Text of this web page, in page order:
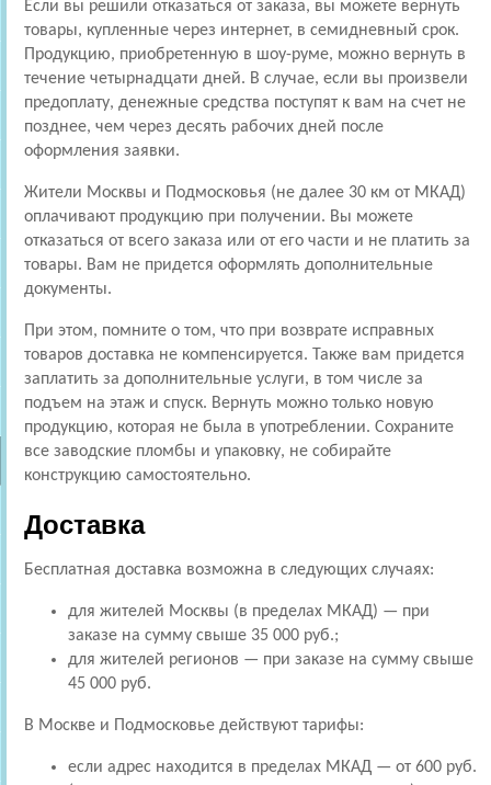
Если вы решили отказаться от заказа, вы можете вернуть
товары, купленные через интернет, в семидневный срок.
Продукцию, приобретенную в шоу-руме, можно вернуть в
течение четырнадцати дней. В случае, если вы произвели
предоплату, денежные средства поступят к вам на счет не
позднее, чем через десять рабочих дней после
оформления заявки.
Жители Москвы и Подмосковья (не далее 30 км от МКАД)
оплачивают продукцию при получении. Вы можете
отказаться от всего заказа или от его части и не платить за
товары. Вам не придется оформлять дополнительные
документы.
При этом, помните о том, что при возврате исправных
товаров доставка не компенсируется. Также вам придется
заплатить за дополнительные услуги, в том числе за
подъем на этаж и спуск. Вернуть можно только новую
продукцию, которая не была в употреблении. Сохраните
все заводские пломбы и упаковку, не собирайте
конструкцию самостоятельно.
Доставка
Бесплатная доставка возможна в следующих случаях:
для жителей Москвы (в пределах МКАД) — при
заказе на сумму свыше 35 000 руб.;
для жителей регионов — при заказе на сумму свыше
45 000 руб.
В Москве и Подмосковье действуют тарифы:
если адрес находится в пределах МКАД — от 600 руб.